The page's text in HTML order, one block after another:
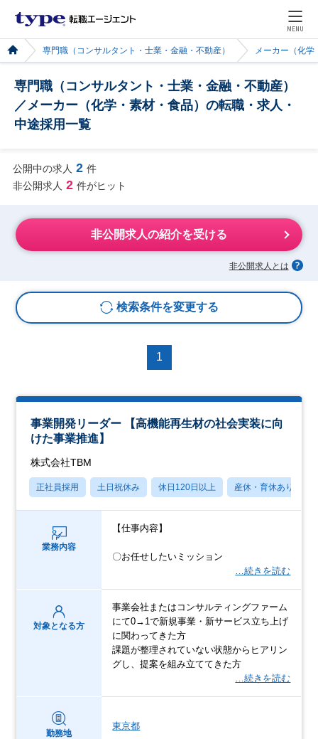
MENU
専門職（コンサルタント・士業・金融・不動産） メーカー（化学
専門職（コンサルタント・士業・金融・不動産）
／メーカー（化学・素材・食品）の転職・求人・
中途採用一覧
公開中の求人 2 件
非公開求人 2 件がヒット
非公開求人の紹介を受ける
非公開求人とは
検索条件を変更する
1
事業開発リーダー 【高機能再生材の社会実装に向
けた事業推進】
株式会社TBM
正社員採用 土日祝休み 休日120日以上 産休・育休あり
業務内容
【仕事内容】
〇お任せしたいミッション
…続きを読む
対象となる方
事業会社またはコンサルティングファーム
にて0→1で新規事業・新サービス立ち上げ
に関わってきた方
課題が整理されていない状態からヒアリン
グし、提案を組み立ててきた方
…続きを読む
勤務地
東京都